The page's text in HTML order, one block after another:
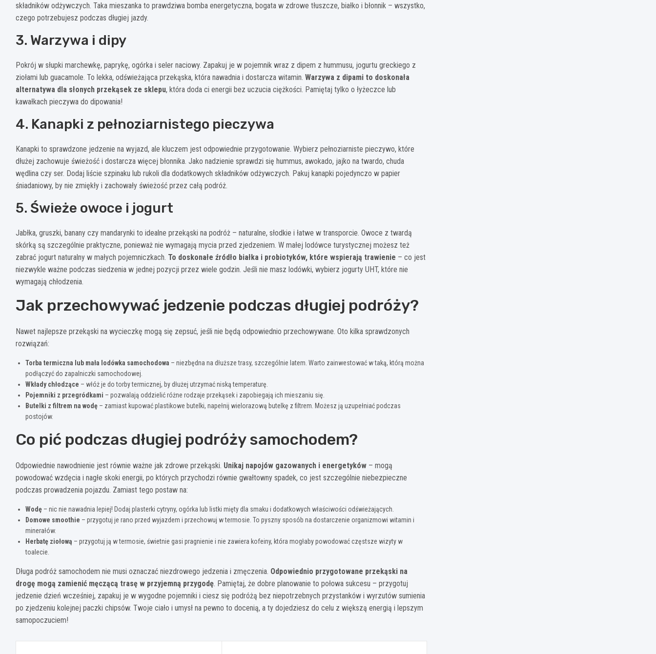
składników odżywczych. Taka mieszanka to prawdziwa bomba energetyczna, bogata w zdrowe tłuszcze, białko i błonnik – wszystko,
czego potrzebujesz podczas długiej jazdy.
3. Warzywa i dipy
Pokrój w słupki marchewkę, paprykę, ogórka i seler naciowy. Zapakuj je w pojemnik wraz z dipem z hummusu, jogurtu greckiego z
ziołami lub guacamole. To lekka, odświeżająca przekąska, która nawadnia i dostarcza witamin. Warzywa z dipami to doskonała
alternatywa dla słonych przekąsek ze sklepu, która doda ci energii bez uczucia ciężkości. Pamiętaj tylko o łyżeczce lub
kawałkach pieczywa do dipowania!
4. Kanapki z pełnoziarnistego pieczywa
Kanapki to sprawdzone jedzenie na wyjazd, ale kluczem jest odpowiednie przygotowanie. Wybierz pełnoziarniste pieczywo, które
dłużej zachowuje świeżość i dostarcza więcej błonnika. Jako nadzienie sprawdzi się hummus, awokado, jajko na twardo, chuda
wędlina czy ser. Dodaj liście szpinaku lub rukoli dla dodatkowych składników odżywczych. Pakuj kanapki pojedynczo w papier
śniadaniowy, by nie zmiękły i zachowały świeżość przez całą podróż.
5. Świeże owoce i jogurt
Jabłka, gruszki, banany czy mandarynki to idealne przekąski na podróż – naturalne, słodkie i łatwe w transporcie. Owoce z twardą
skórką są szczególnie praktyczne, ponieważ nie wymagają mycia przed zjedzeniem. W małej lodówce turystycznej możesz też
zabrać jogurt naturalny w małych pojemniczkach. To doskonałe źródło białka i probiotyków, które wspierają trawienie – co jest
niezwykle ważne podczas siedzenia w jednej pozycji przez wiele godzin. Jeśli nie masz lodówki, wybierz jogurty UHT, które nie
wymagają chłodzenia.
Jak przechowywać jedzenie podczas długiej podróży?
Nawet najlepsze przekąski na wycieczkę mogą się zepsuć, jeśli nie będą odpowiednio przechowywane. Oto kilka sprawdzonych
rozwiązań:
Torba termiczna lub mała lodówka samochodowa – niezbędna na dłuższe trasy, szczególnie latem. Warto zainwestować w taką, którą można
podłączyć do zapalniczki samochodowej.
Wkłady chłodzące – włóż je do torby termicznej, by dłużej utrzymać niską temperaturę.
Pojemniki z przegródkami – pozwalają oddzielić różne rodzaje przekąsek i zapobiegają ich mieszaniu się.
Butelki z filtrem na wodę – zamiast kupować plastikowe butelki, napełnij wielorazową butelkę z filtrem. Możesz ją uzupełniać podczas
postojów.
Co pić podczas długiej podróży samochodem?
Odpowiednie nawodnienie jest równie ważne jak zdrowe przekąski. Unikaj napojów gazowanych i energetyków – mogą
powodować wzdęcia i nagłe skoki energii, po których przychodzi równie gwałtowny spadek, co jest szczególnie niebezpieczne
podczas prowadzenia pojazdu. Zamiast tego postaw na:
Wodę – nic nie nawadnia lepiej! Dodaj plasterki cytryny, ogórka lub listki mięty dla smaku i dodatkowych właściwości odświeżających.
Domowe smoothie – przygotuj je rano przed wyjazdem i przechowuj w termosie. To pyszny sposób na dostarczenie organizmowi witamin i
minerałów.
Herbatę ziołową – przygotuj ją w termosie, świetnie gasi pragnienie i nie zawiera kofeiny, która mogłaby powodować częstsze wizyty w
toalecie.
Długa podróż samochodem nie musi oznaczać niezdrowego jedzenia i zmęczenia. Odpowiednio przygotowane przekąski na
drogę mogą zamienić męczącą trasę w przyjemną przygodę. Pamiętaj, że dobre planowanie to połowa sukcesu – przygotuj
jedzenie dzień wcześniej, zapakuj je w wygodne pojemniki i ciesz się podróżą bez niepotrzebnych przystanków i wyrzutów sumienia
po zjedzeniu kolejnej paczki chipsów. Twoje ciało i umysł na pewno to docenią, a ty dojedziesz do celu z większą energią i lepszym
samopoczuciem!